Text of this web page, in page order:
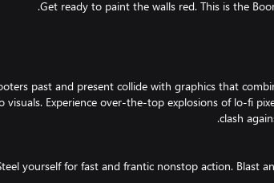
past and present collide with graphics that
visuals. Experience over-the-top explosions of lo-fi
yourself for fast and frantic nonstop action. Blast